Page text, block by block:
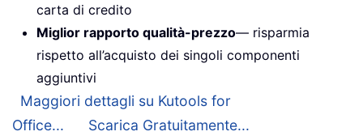
carta di credito
Miglior rapporto qualità-prezzo— risparmia
rispetto all’acquisto dei singoli componenti
aggiuntivi
Maggiori dettagli su Kutools for
Office...
Scarica Gratuitamente...